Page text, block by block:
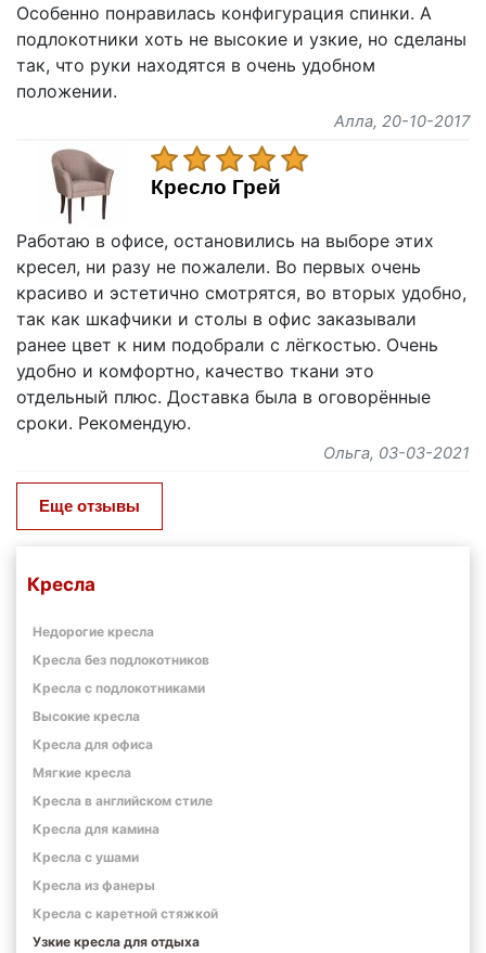
Кресла
Недорогие кресла
Кресла без подлокотников
Кресла с подлокотниками
Высокие кресла
Кресла для офиса
Мягкие кресла
Кресла в английском стиле
Кресла для камина
Кресла с ушами
Кресла из фанеры
Кресла с каретной стяжкой
Узкие кресла для отдыха
Особенно понравилась конфигурация спинки. А
подлокотники хоть не высокие и узкие, но сделаны
так, что руки находятся в очень удобном
положении.
Алла, 20-10-2017
Кресло Грей
Работаю в офисе, остановились на выборе этих
кресел, ни разу не пожалели. Во первых очень
красиво и эстетично смотрятся, во вторых удобно,
так как шкафчики и столы в офис заказывали
ранее цвет к ним подобрали с лёгкостью. Очень
удобно и комфортно, качество ткани это
отдельный плюс. Доставка была в оговорённые
сроки. Рекомендую.
Ольга, 03-03-2021
Еще отзывы